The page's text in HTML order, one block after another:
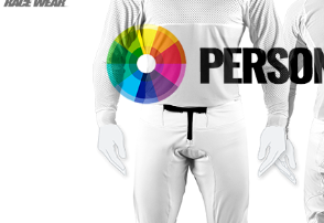
Konturfarbe
Keine kontur
HINZUFÜGEN
Konturfarbe